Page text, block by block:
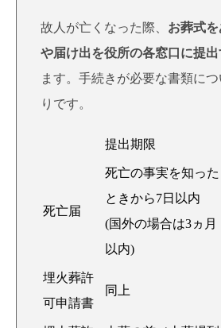
故人が亡くなった際、 お葬式
や届け出を役所の各窓口に提出
ます。手続きが必要な書類に
りです。
提出期限
死亡届
死亡の事実を知った
ときから7日以内
(国外の場合は3ヵ月
以内)
埋火葬許
可申請書
同上